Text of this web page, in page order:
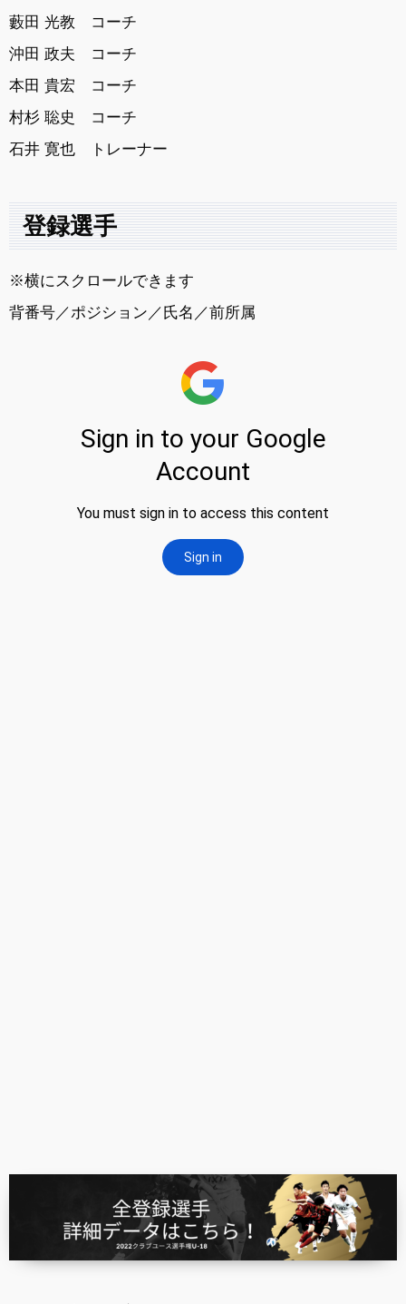
藪田 光教 コーチ
沖田 政夫 コーチ
本田 貴宏 コーチ
村杉 聡史 コーチ
石井 寛也 トレーナー
登録選手
※横にスクロールできます
背番号／ポジション／氏名／前所属